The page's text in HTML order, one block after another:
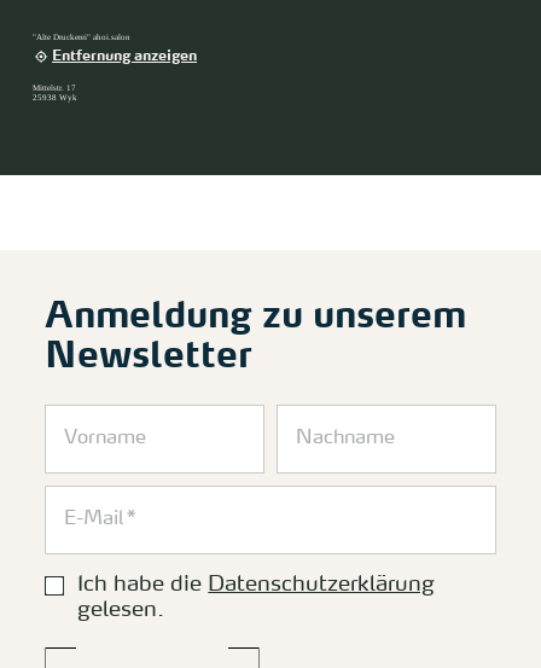
"Alte Druckerei" ahoi.salon
Entfernung anzeigen
Mittelstr. 17
25938 Wyk
Anmeldung zu unserem
Newsletter
Ich habe die Datenschutzerklärung
gelesen.